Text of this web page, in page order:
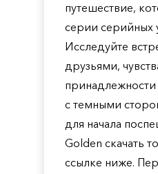
путешествие,
серии серийных
Исследуйте
друзьями,
с темными
для начала
Golden скачать
ссылке ниже.